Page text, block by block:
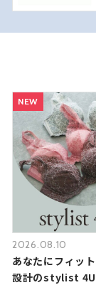
NEW
2026.08.10
あなたにフィッ
設計のstylist 4U